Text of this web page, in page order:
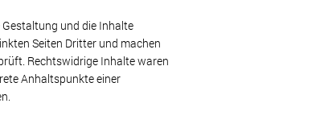
und die Inhalte
Seiten Dritter und machen
Rechtswidrige Inhalte waren
Anhaltspunkte einer